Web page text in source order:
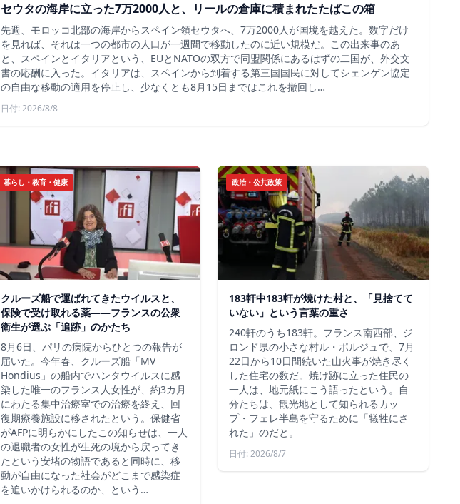
セウタの海岸に立った7万2000人と、リールの倉庫に積まれたたばこの箱
先週、モロッコ北部の海岸からスペイン領セウタへ、7万2000人が国境を越えた。数字だけ
を見れば、それは一つの都市の人口が一週間で移動したのに近い規模だ。この出来事のあ
と、スペインとイタリアという、EUとNATOの双方で同盟関係にあるはずの二国が、外交文
書の応酬に入った。イタリアは、スペインから到着する第三国国民に対してシェンゲン協定
の自由な移動の適用を停止し、少なくとも8月15日まではこれを撤回し…
日付: 2026/8/8
暮らし・教育・健康
クルーズ船で運ばれてきたウイルスと、
保険で受け取れる薬――フランスの公衆
衛生が選ぶ「追跡」のかたち
8月6日、パリの病院からひとつの報告が
届いた。今年春、クルーズ船「MV
Hondius」の船内でハンタウイルスに感
染した唯一のフランス人女性が、約3カ月
にわたる集中治療室での治療を終え、回
復期療養施設に移されたという。保健省
がAFPに明らかにしたこの知らせは、一人
の退職者の女性が生死の境から戻ってき
たという安堵の物語であると同時に、移
動が自由になった社会がどこまで感染症
を追いかけられるのか、という…
政治・公共政策
183軒中183軒が焼けた村と、「見捨てて
いない」という言葉の重さ
240軒のうち183軒。フランス南西部、ジ
ロンド県の小さな村ル・ポルジュで、7月
22日から10日間続いた山火事が焼き尽く
した住宅の数だ。焼け跡に立った住民の
一人は、地元紙にこう語ったという。自
分たちは、観光地として知られるカッ
プ・フェレ半島を守るために「犠牲にさ
れた」のだと。
日付: 2026/8/7